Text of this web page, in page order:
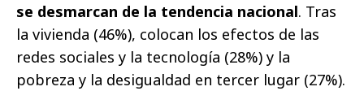
se desmarcan de la tendencia nacional. Tras
la vivienda (46%), colocan los efectos de las
redes sociales y la tecnología (28%) y la
pobreza y la desigualdad en tercer lugar (27%).